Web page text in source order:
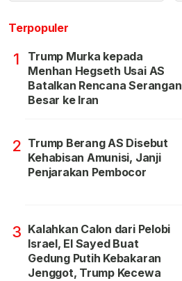
Terpopuler
1
Trump Murka kepada
Menhan Hegseth Usai AS
Batalkan Rencana Serangan
Besar ke Iran
2 Trump Berang AS Disebut
Kehabisan Amunisi, Janji
Penjarakan Pembocor
3 Kalahkan Calon dari Pelobi
Israel, El Sayed Buat
Gedung Putih Kebakaran
Jenggot, Trump Kecewa